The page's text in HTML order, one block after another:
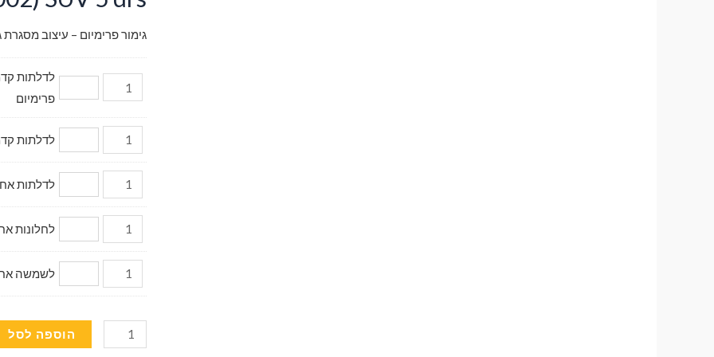
גימור פרימיום – עיצוב מסגרת
פרימיום
לדלתות קדמיות
לדלתות אחוריות (2 יח.)
לחלונות
לשמשה
כמות
של
הוספה לסל